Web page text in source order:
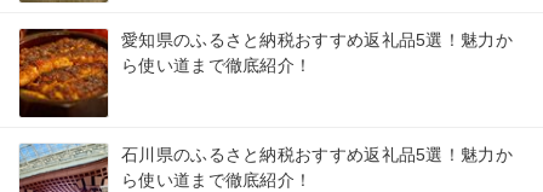
愛知県のふるさと納税おすすめ返礼品5選！魅力か
ら使い道まで徹底紹介！
石川県のふるさと納税おすすめ返礼品5選！魅力か
ら使い道まで徹底紹介！